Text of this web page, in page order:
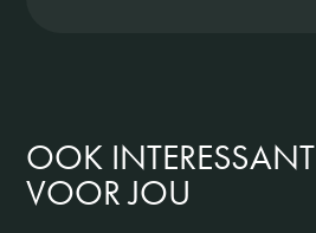
OOK INTERESSANT
VOOR JOU